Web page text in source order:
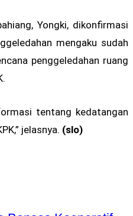
Yongki, dikonfirmasi
mengaku sudah
penggeledahan ruang
tentang kedatangan
jelasnya. (slo)